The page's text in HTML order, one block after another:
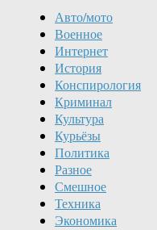
Авто/мото
Военное
Интернет
История
Конспирология
Криминал
Культура
Курьёзы
Политика
Разное
Смешное
Техника
Экономика